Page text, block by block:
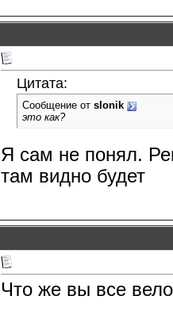
Цитата:
Сообщение от slonik
это как?
Я сам не понял.
там видно будет
Что же вы все